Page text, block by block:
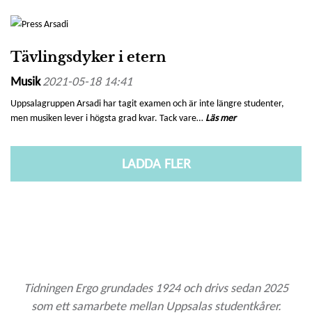
Tävlingsdyker i etern
Musik2021-05-18 14:41
Uppsalagruppen Arsadi har tagit examen och är inte längre studenter,
men musiken lever i högsta grad kvar. Tack vare… Läs mer
LADDA FLER
Tidningen Ergo grundades 1924 och drivs sedan 2025
som ett samarbete mellan Uppsalas studentkårer.